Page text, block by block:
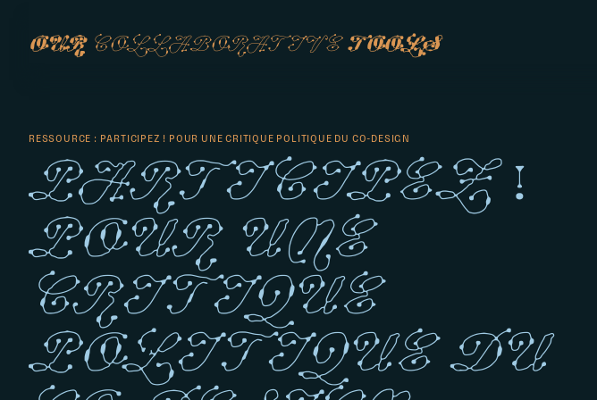
our collaborativetools
RESSOURCE : PARTICIPEZ ! POUR UNE CRITIQUE POLITIQUE DU CO-DESIGN
Participez !
Pour une
critique
politique du